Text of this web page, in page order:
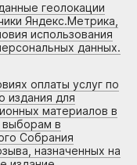
геолокации
Яндекс.Метрика,
использования
данных.
оплаты услуг по
издания для
материалов в
выборам в
Собрания
назначенных на